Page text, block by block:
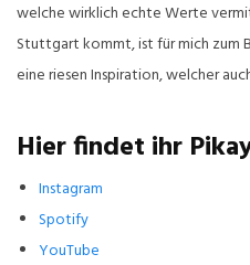
welche wirklich echte Werte
Stuttgart kommt, ist für mich zum
eine riesen Inspiration, welcher
Hier findet ihr
Instagram
Spotify
YouTube